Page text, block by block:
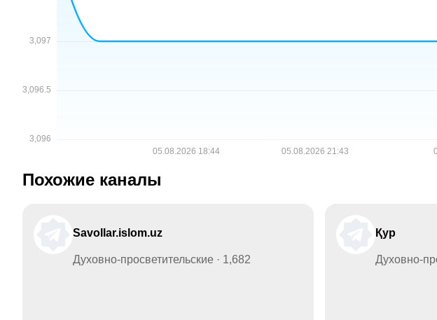
Похожие каналы
Savollar.islom.uz
Духовно-просветительские · 1,682
Қур
Духовно-